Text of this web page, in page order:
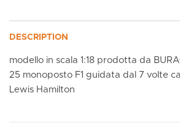
DESCRIPTION
modello in scala 1:18 prodotta da
25 monoposto F1 guidata dal 7 volte
Lewis Hamilton